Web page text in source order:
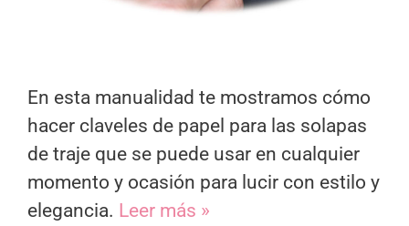
En esta manualidad te mostramos cómo
hacer claveles de papel para las solapas
de traje que se puede usar en cualquier
momento y ocasión para lucir con estilo y
elegancia. Leer más »